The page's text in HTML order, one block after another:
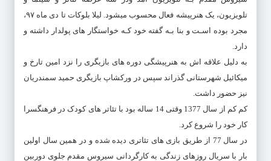
تلویزیون، یک هنرپیشه فعال محسوب میشود. لیلا بلوکات تا دی ماه ۹۷،
مجرد بوده اسـت و بنا بـه گفته خود کـه خواستگار های پولدار داشته و
دارد.
به دلیل علاقه اش به هنرپیشگی دوره های بازیگری را نزد امین تارخ و
میکائیل شهرستانی گذراند سپس در ورکشاپ بازیگری حمید سمندریان
نیز حضور داشت.
کم کم از سال 1377 وقتی 14 ساله بود با تئاتر های کودک در فرهنگسرا
کار خود را شروع کرد.
در سال 77 از طریق بازی های تئاتری دیده شده و در همین سال اولین
بار با سریال روزهای زندگی به کارگردانی سیروس مقدم جلوی دوربین